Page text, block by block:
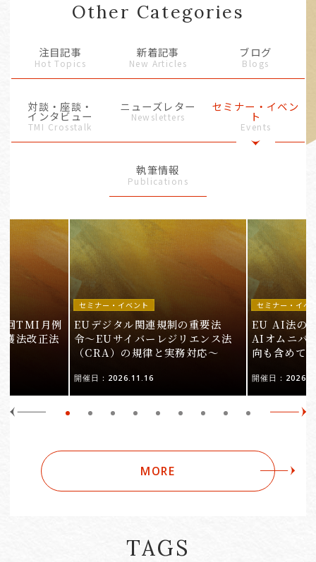
Other Categories
注目記事
Hot Topics
新着記事
New Articles
ブログ
Blogs
対談・座談・
インタビュー
TMI Crosstalk
ニューズレター
Newsletters
セミナー・イベン
ト
Events
執筆情報
Publications
回TMI月例
護法改正法
セミナー・イベント
EUデジタル関連規制の重要法
令〜EUサイバーレジリエンス法
（CRA）の規律と実務対応〜
開催日：2026.11.16
セミナー・イベ
EU AI法の
AIオムニバ
向も含めて
開催日：
MORE
TAGS